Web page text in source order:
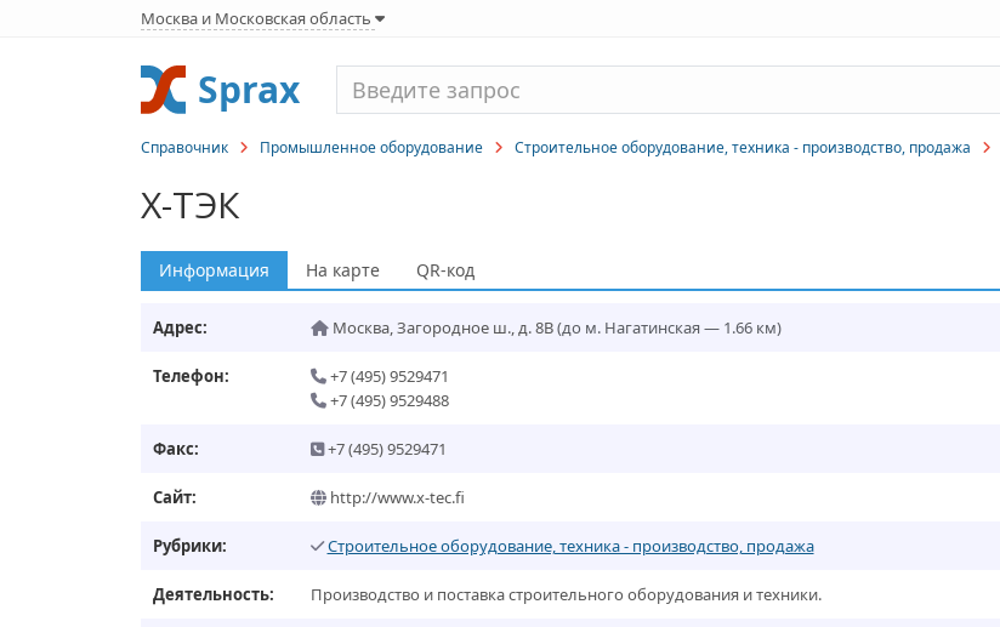
Москва и Московская область
Sprax
Справочник Промышленное оборудование Строительное оборудование, техника - производство, продажа
X-ТЭК
Информация На карте QR-код
Адрес: Москва,Загородное ш., д. 8В(до м. Нагатинская — 1.66 км)
Телефон:
+7 (495) 9529471
+7 (495) 9529488
Факс: +7 (495) 9529471
Сайт: http://www.x-tec.fi
Рубрики: Строительное оборудование, техника - производство, продажа
Деятельность: Производство и поставка строительного оборудования и техники.